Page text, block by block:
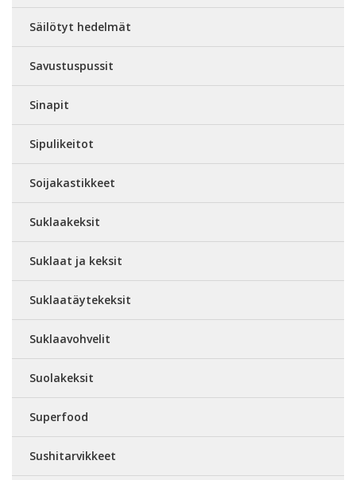
Säilötyt hedelmät
Savustuspussit
Sinapit
Sipulikeitot
Soijakastikkeet
Suklaakeksit
Suklaat ja keksit
Suklaatäytekeksit
Suklaavohvelit
Suolakeksit
Superfood
Sushitarvikkeet